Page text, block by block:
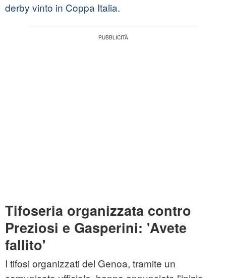
derby vinto in Coppa Italia.
Tifoseria organizzata contro
Preziosi e Gasperini: 'Avete
fallito'
I tifosi organizzati del Genoa, tramite un